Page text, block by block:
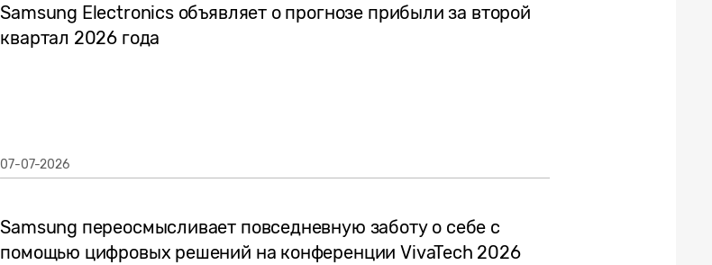
Samsung Electronics объявляет о прогнозе прибыли за второй
квартал 2026 года
07-07-2026
Samsung переосмысливает повседневную заботу о себе с
помощью цифровых решений на конференции VivaTech 2026